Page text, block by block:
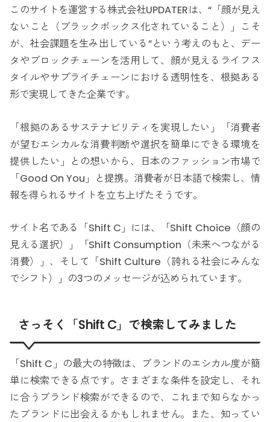
このサイトを運営する株式会社UPDATERは、“「顔が見え
ないこと（ブラックボックス化されていること）」こそ
が、社会課題を生み出している”という考えのもと、デー
タやブロックチェーンを活用して、顔が見えるライフス
タイルやサプライチェーンにおける透明性を、根拠ある
形で実現してきた企業です。
「根拠のあるサステナビリティを実現したい」「消費者
が望むエシカルな消費判断や選択を簡単にできる環境を
提供したい」との想いから、日本のファッション市場で
「Good On You」と提携。消費者が日本語で検索し、情
報を得られるサイトを立ち上げたそうです。
サイト名である「Shift C」には、「Shift Choice（顔の
見える選択）」「Shift Consumption（未来へつながる
消費）」、そして「Shift Culture（誇れる社会にみんな
でシフト）」の3つのメッセージが込められています。
さっそく「Shift C」で検索してみました
「Shift C」の最大の特徴は、ブランドのエシカル度が簡
単に検索できる点です。さまざまな条件を設定し、それ
に合うブランド検索ができるので、これまで知らなかっ
たブランドに出会えるかもしれません。また、知ってい